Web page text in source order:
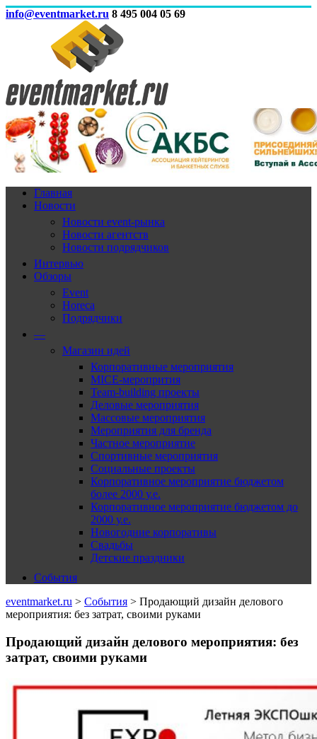
info@eventmarket.ru 8 495 004 05 69
Главная
Новости
Новости event-рынка
Новости агентств
Новости подрядчиков
Интервью
Обзоры
Event
Horeca
Подрядчики
—
Магазин идей
Корпоративные мероприятия
MICE-меропрития
Team-building проекты
Деловые мероприятия
Массовые мероприятия
Мероприятия для бренда
Частное мероприятие
Спортивные мероприятия
Социальные проекты
Корпоративное мероприятие бюджетом
более 2000 у.е.
Корпоративное мероприятие бюджетом до
2000 у.е.
Новогодние корпоративы
Свадьбы
Детские праздники
События
eventmarket.ru > События > Продающий дизайн делового
мероприятия: без затрат, своими руками
Продающий дизайн делового мероприятия: без
затрат, своими руками